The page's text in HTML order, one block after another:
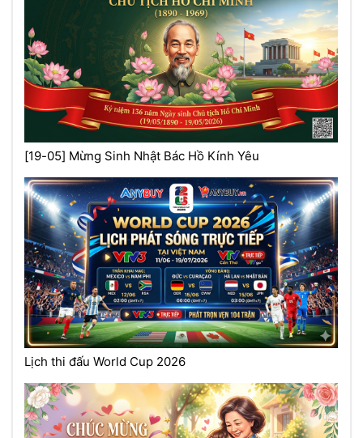
[19-05] Mừng Sinh Nhật Bác Hồ Kính Yêu
Lịch thi đấu World Cup 2026